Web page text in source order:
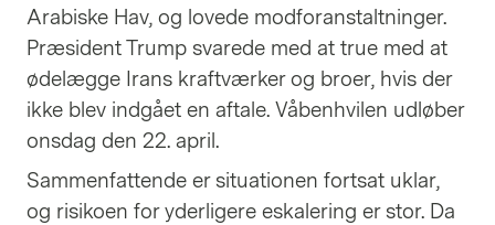
Arabiske Hav, og lovede modforanstaltninger.
Præsident Trump svarede med at true med at
ødelægge Irans kraftværker og broer, hvis der
ikke blev indgået en aftale. Våbenhvilen udløber
onsdag den 22. april.
Sammenfattende er situationen fortsat uklar,
og risikoen for yderligere eskalering er stor. Da